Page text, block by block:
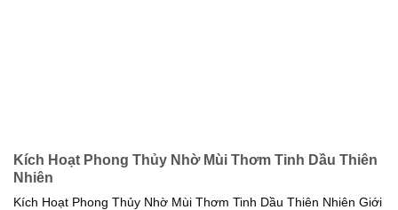
Kích Hoạt Phong Thủy Nhờ Mùi Thơm Tinh Dầu Thiên
Nhiên
Kích Hoạt Phong Thủy Nhờ Mùi Thơm Tinh Dầu Thiên Nhiên Giới